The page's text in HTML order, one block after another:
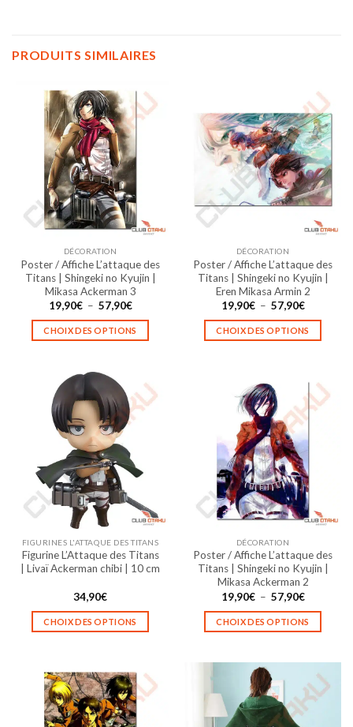
PRODUITS SIMILAIRES
DÉCORATION
Poster / Affiche L’attaque des
Titans | Shingeki no Kyujin |
Mikasa Ackerman 3
19,90€ – 57,90€Plage
prix :
19,90€
CHOIX DES OPTIONS
plusieurs
variations.
Les
options
peuvent
être
choisies
sur
page
du
DÉCORATION
Poster / Affiche L’attaque des
Titans | Shingeki no Kyujin |
Eren Mikasa Armin 2
19,90€ – 57,90€Plage
prix :
19,90€
CHOIX DES OPTIONS
a
plusieurs
variations.
Les
options
peuvent
être
choisies
sur
page
du
produit
FIGURINES L'ATTAQUE DES TITANS
Figurine L’Attaque des Titans
| Livaï Ackerman chibi | 10 cm
34,90€
CHOIX DES OPTIONS
a
plusieurs
variations.
Les
DÉCORATION
Poster / Affiche L’attaque des
Titans | Shingeki no Kyujin |
Mikasa Ackerman 2
19,90€ – 57,90€Plage
prix :
19,90€
CHOIX DES OPTIONS
a
plusieurs
variations.
Les